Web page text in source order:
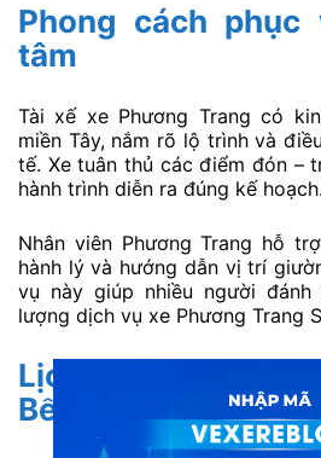
Phong cách
tâm
Tài xế xe Phương Trang có
miền Tây, nắm rõ lộ trình và
tế. Xe tuân thủ các điểm đón –
hành trình diễn ra đúng kế hoạch.
Nhân viên Phương Trang hỗ
hành lý và hướng dẫn vị trí
vụ này giúp nhiều người
lượng dịch vụ xe Phương Trang
Lịch xe Phương
Bến Tre